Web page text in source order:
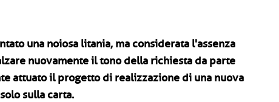
una noiosa litania, ma considerata l'assenza
nuovamente il tono della richiesta da parte
attuato il progetto di realizzazione di una nuova
sulla carta.